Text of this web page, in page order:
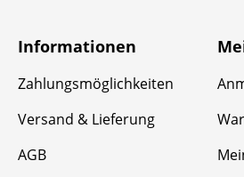
Informationen
Zahlungsmöglichkeiten
Versand & Lieferung
AGB